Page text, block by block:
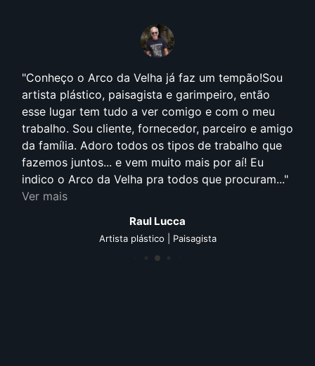
Conheço o Arco da Velha já faz um tempão!Sou
artista plástico, paisagista e garimpeiro, então
esse lugar tem tudo a ver comigo e com o meu
trabalho. Sou cliente, fornecedor, parceiro e amigo
da família. Adoro todos os tipos de trabalho que
fazemos juntos... e vem muito mais por aí! Eu
indico o Arco da Velha pra todos que procuram...
Ver mais
Raul Lucca
Artista plástico | Paisagista